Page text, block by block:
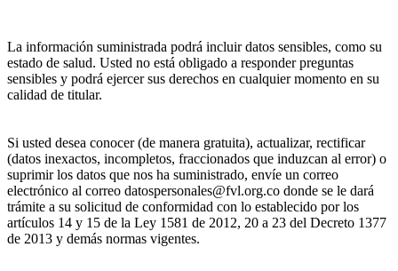
La información suministrada podrá incluir datos sensibles, como su
estado de salud. Usted no está obligado a responder preguntas
sensibles y podrá ejercer sus derechos en cualquier momento en su
calidad de titular.
Si usted desea conocer (de manera gratuita), actualizar, rectificar
(datos inexactos, incompletos, fraccionados que induzcan al error) o
suprimir los datos que nos ha suministrado, envíe un correo
electrónico al correo datospersonales@fvl.org.co donde se le dará
trámite a su solicitud de conformidad con lo establecido por los
artículos 14 y 15 de la Ley 1581 de 2012, 20 a 23 del Decreto 1377
de 2013 y demás normas vigentes.